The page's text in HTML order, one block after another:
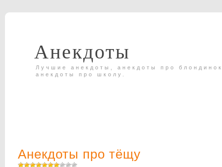
Анекдоты
Лучшие анекдоты, анекдоты про
анекдоты про школу.
Анекдоты про тёщу